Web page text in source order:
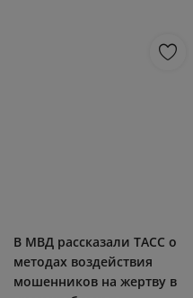
В МВД рассказали ТАСС о
методах воздействия
мошенников на жертву в